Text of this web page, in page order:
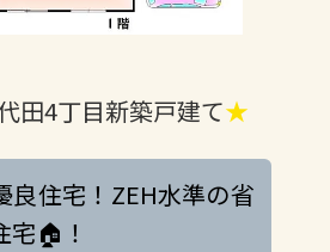
田4丁目新築戸建て★
良住宅！ZEH水準の省
宅🏠！